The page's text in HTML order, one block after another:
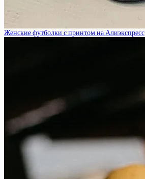
Женские футболки с принтом на Алиэкспресс